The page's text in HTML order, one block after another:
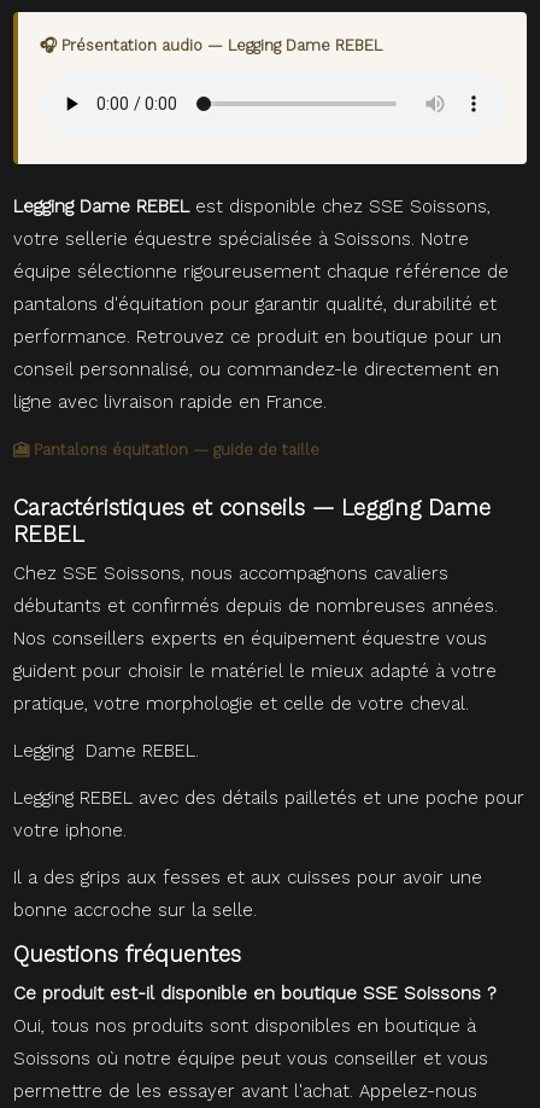
🎧 Présentation audio — Legging Dame REBEL
Legging Dame REBELest disponible chez SSE Soissons,
votre sellerie équestre spécialisée à Soissons. Notre
équipe sélectionne rigoureusement chaque référence de
pantalons d'équitation pour garantir qualité, durabilité et
performance. Retrouvez ce produit en boutique pour un
conseil personnalisé, ou commandez-le directement en
ligne avec livraison rapide en France.
🎦 Pantalons équitation — guide de taille
Caractéristiques et conseils — Legging Dame
REBEL
Chez SSE Soissons, nous accompagnons cavaliers
débutants et confirmés depuis de nombreuses années.
Nos conseillers experts en équipement équestre vous
guident pour choisir le matériel le mieux adapté à votre
pratique, votre morphologie et celle de votre cheval.
Legging Dame REBEL.
Legging REBEL avec des détails pailletés et une poche pour
votre iphone.
Il a des grips aux fesses et aux cuisses pour avoir une
bonne accroche sur la selle.
Questions fréquentes
Ce produit est-il disponible en boutique SSE Soissons ?
Oui, tous nos produits sont disponibles en boutique à
Soissons où notre équipe peut vous conseiller et vous
permettre de les essayer avant l'achat. Appelez-nous